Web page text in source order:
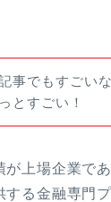
事でもすごい
とすごい！
が上場企業で
する金融専門